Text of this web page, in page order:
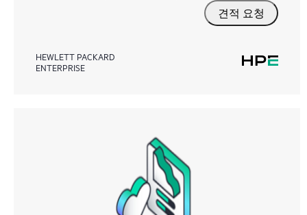
견적 요청
HEWLETT PACKARD
ENTERPRISE